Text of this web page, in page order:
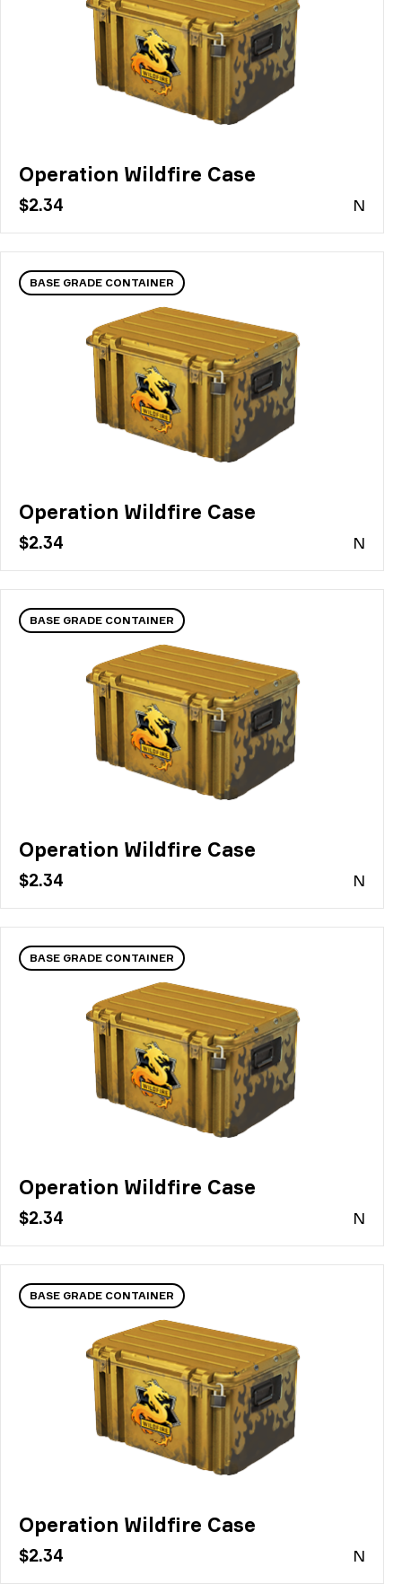
Operation Wildfire Case
$2.34 N
BASE GRADE CONTAINER
Operation Wildfire Case
$2.34 N
BASE GRADE CONTAINER
Operation Wildfire Case
$2.34 N
BASE GRADE CONTAINER
Operation Wildfire Case
$2.34 N
BASE GRADE CONTAINER
Operation Wildfire Case
$2.34 N